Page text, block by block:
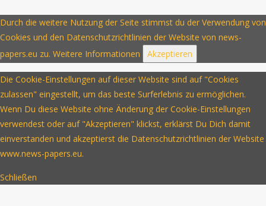
Durch die weitere Nutzung der Seite stimmst du der Verwendung von
Cookies und den Datenschutzrichtlinien der Website von news-
papers.eu zu. Weitere Informationen Akzeptieren
Die Cookie-Einstellungen auf dieser Website sind auf "Cookies
zulassen" eingestellt, um das beste Surferlebnis zu ermöglichen.
Wenn Du diese Website ohne Änderung der Cookie-Einstellungen
verwendest oder auf "Akzeptieren" klickst, erklärst Du Dich damit
einverstanden und akzeptierst die Datenschutzrichtlinien der Website
www.news-papers.eu.
Schließen